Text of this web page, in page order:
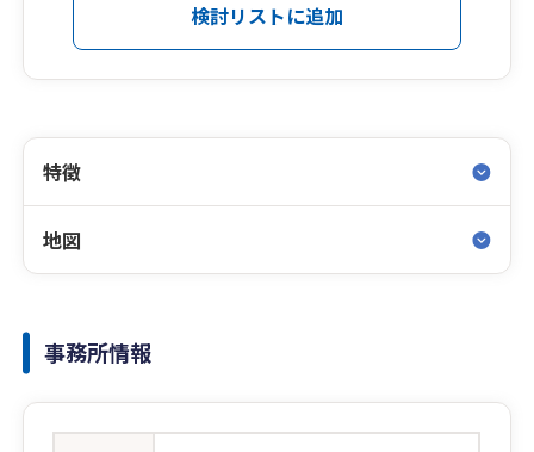
検討リストに追加
特徴
地図
事務所情報